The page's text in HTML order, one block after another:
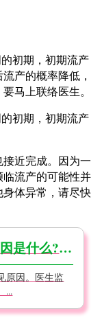
初期，初期流产
产的概率降低，
马上联络医生。
初期，初期流产
近完成。因为一
流产的可能性并
体异常，请尽快
流产是什么样的状态?流产的原因是什么?【医生监督】
原因。医生监
...